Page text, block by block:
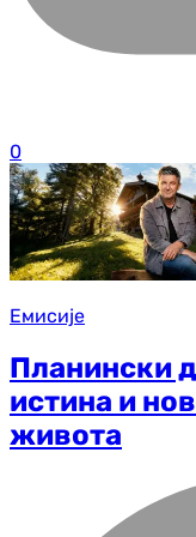
0
Емисије
Планински
истина и
живота